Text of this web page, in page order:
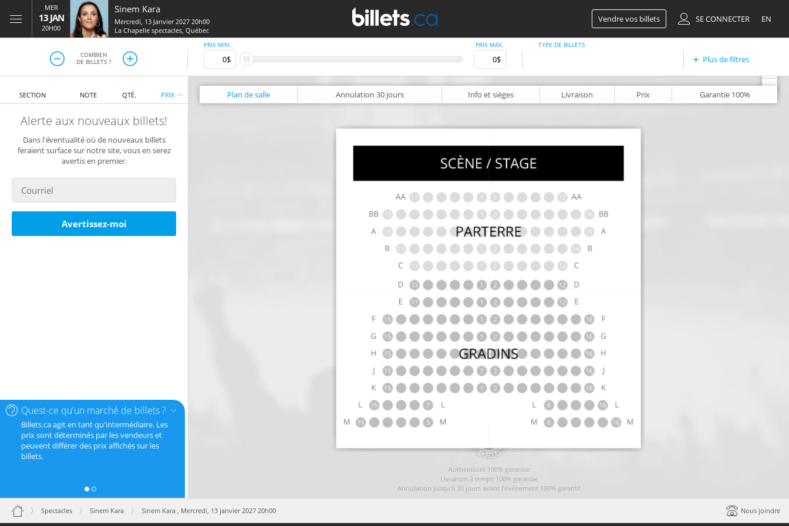
MER
13 JAN
20H00
Sinem Kara
Mercredi, 13 Janvier 2027 20h00
La Chapelle spectacles, Québec
Vendre vos billets SE CONNECTER EN
COMBIEN
DE BILLETS ?
PRIX MIN. PRIX MAX. TYPE DE BILLETS
Plus de filtres
Quest-ce qu'un marché de billets ?
Billets.ca agit en tant qu'intermédiaire. Les
prix sont déterminés par les vendeurs et
peuvent différer des prix affichés sur les
billets.
SECTION NOTE QTÉ. PRIX
Alerte aux nouveaux billets!
Dans l'éventualité où de nouveaux billets
feraient surface sur notre site, vous en serez
avertis en premier.
Avertissez-moi
Plan de salle Annulation 30 jours Info et sièges Livraison Prix Garantie 100%
Authenticité 100% garantie
Livraison à temps 100% garantie
Annulation jusqu'à 30 jours avant l'événement 100% garanti!
-
Spectacles Sinem Kara Sinem Kara , Mercredi, 13 janvier 2027 20h00 Nous joindre